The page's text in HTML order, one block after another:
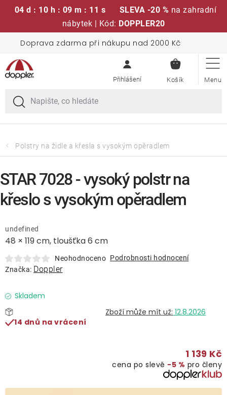
04 d : 10 h : 09 m : 10 s SLEVA -20 % na zahradní
nábytek | Kód: DOPPLER20
obsah
Doprava zdarma při nákupu nad 2000 Kč
KOŠÍK
Sedací soupravy
Slunečníky
Křesla a židle
Lavice a houpačky
Lehátka
Doplňky
Deštníky
Gastro produkty
Polstry na židle a křesla s vysokým opěradlem
48 × 119 cm, tloušťka 6 cm
undefined
Neohodnoceno Podrobnosti hodnocení
Značka: Doppler
Skladem
12.8.2026
14 dnů na vrácení
1 139 Kč
cena po slevě −5 % pro členy
STAR 7028 - vysoký polstr na
křeslo s vysokým opěradlem